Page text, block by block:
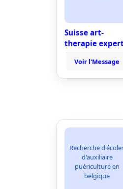
Suisse art-
therapie
Voir l'Message
Recherche
d'auxiliaire
puériculture en
belgique